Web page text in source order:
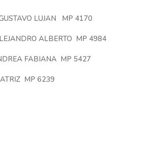
LUJAN MP 4170
ALBERTO MP 4984
FABIANA MP 5427
MP 6239